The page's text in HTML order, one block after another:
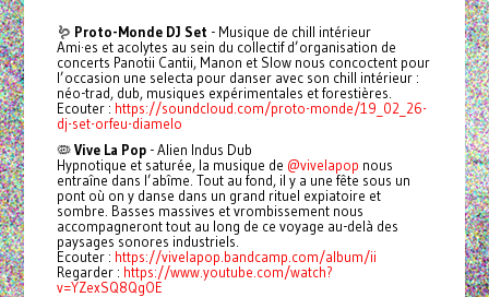
🪱 Proto-Monde DJ Set - Musique de chill intérieur
Ami·es et acolytes au sein du collectif d’organisation de
concerts Panotii Cantii, Manon et Slow nous concoctent pour
l’occasion une selecta pour danser avec son chill intérieur :
néo-trad, dub, musiques expérimentales et forestières.
Ecouter : https://soundcloud.com/proto-monde/19_02_26-
dj-set-orfeu-diamelo
🦠Vive La Pop- Alien Indus Dub
Hypnotique et saturée, la musique de @vivelapop nous
entraîne dans l’abîme. Tout au fond, il y a une fête sous un
pont où on y danse dans un grand rituel expiatoire et
sombre. Basses massives et vrombissement nous
accompagneront tout au long de ce voyage au-delà des
paysages sonores industriels.
Ecouter : https://vivelapop.bandcamp.com/album/ii
Regarder : https://www.youtube.com/watch?
v=YZexSQ8QgOE